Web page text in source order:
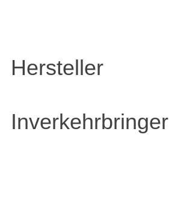
Hersteller
Inverkehrbringer